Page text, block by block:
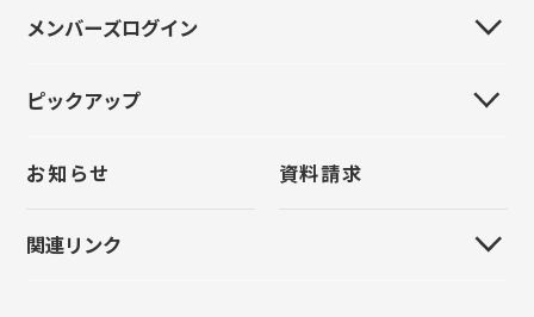
導入事例
導入事例
お問い合わせ
製品紹介
導入事例
お問い合わせ
全国ICS協議会
全国大会
メンバーズログイン
新規登録
パスワードをお忘れの方
ピックアップ
クラウド管理
上手くんα
上手くんクラウド
お知らせ
関連リンク
資料請求